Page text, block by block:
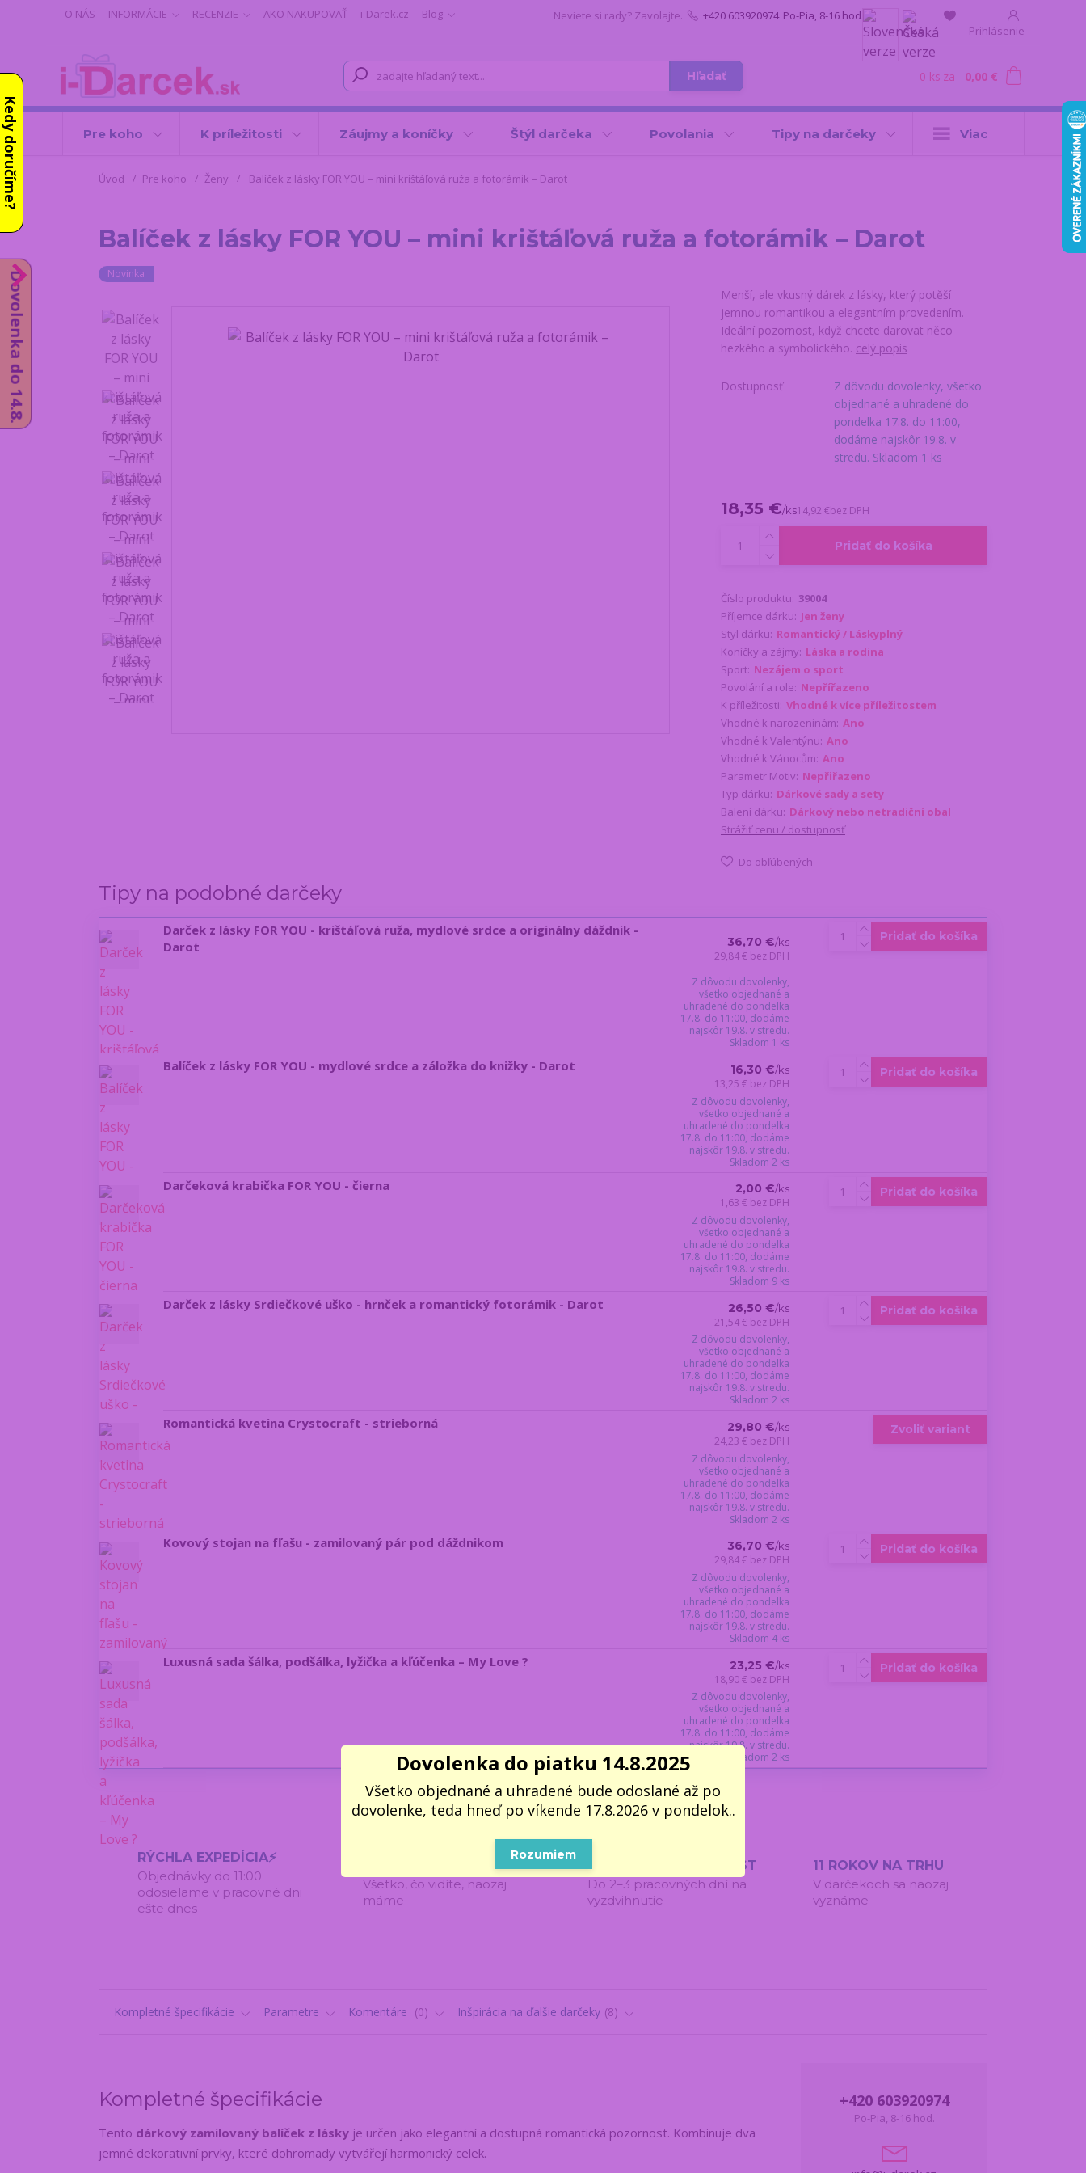
O NÁS INFORMÁCIE RECENZIE AKO NAKUPOVAŤ i-Darek.cz
Blog
Prihlásenie
Hľadať
Neviete si rady? Zavolajte. +420 603920974 Po-Pia, 8-16 hod.
0 ks za 0,00 €
Pre koho K príležitosti Záujmy a koníčky Štýl darčeka Povolania Tipy na darčeky Viac
Úvod Pre koho Ženy Balíček z lásky FOR YOU – mini krištáľová ruža a fotorámik – Darot
Balíček z lásky FOR YOU – mini krištáľová ruža a fotorámik – Darot
Novinka
Menší, ale vkusný dárek z lásky, který potěší
jemnou romantikou a elegantním provedením.
Ideální pozornost, když chcete darovat něco
hezkého a symbolického. celý popis
Dostupnosť
Z dôvodu dovolenky, všetko
objednané a uhradené do
pondelka 17.8. do 11:00,
dodáme najskôr 19.8. v
stredu. Skladom 1 ks
18,35 €/ks14,92 €bez DPH
Pridať do košíka
Číslo produktu: 39004
Příjemce dárku: Jen ženy
Styl dárku: Romantický / Láskyplný
Koníčky a zájmy: Láska a rodina
Sport: Nezájem o sport
Povolání a role: Nepřířazeno
K příležitosti: Vhodné k více příležitostem
Vhodné k narozeninám: Ano
Vhodné k Valentýnu: Ano
Vhodné k Vánocům: Ano
Parametr Motiv: Nepřiřazeno
Typ dárku: Dárkové sady a sety
Balení dárku: Dárkový nebo netradiční obal
Strážiť cenu / dostupnosť
Do obľúbených
Tipy na podobné darčeky
Darček z lásky FOR YOU - krištáľová ruža, mydlové srdce a originálny dáždnik -
Darot
36,70 €/ks
29,84 € bez DPH
Z dôvodu dovolenky,
všetko objednané a
uhradené do pondelka
17.8. do 11:00, dodáme
najskôr 19.8. v stredu.
Skladom 1 ks
Pridať do košíka
Balíček z lásky FOR YOU - mydlové srdce a záložka do knižky - Darot 16,30 €/ks
13,25 € bez DPH
Z dôvodu dovolenky,
všetko objednané a
uhradené do pondelka
17.8. do 11:00, dodáme
najskôr 19.8. v stredu.
Skladom 2 ks
Pridať do košíka
Darčeková krabička FOR YOU - čierna 2,00 €/ks
1,63 € bez DPH
Z dôvodu dovolenky,
všetko objednané a
uhradené do pondelka
17.8. do 11:00, dodáme
najskôr 19.8. v stredu.
Skladom 9 ks
Pridať do košíka
Darček z lásky Srdiečkové uško - hrnček a romantický fotorámik - Darot 26,50 €/ks
21,54 € bez DPH
Z dôvodu dovolenky,
všetko objednané a
uhradené do pondelka
17.8. do 11:00, dodáme
najskôr 19.8. v stredu.
Skladom 2 ks
Pridať do košíka
Romantická kvetina Crystocraft - strieborná 29,80 €/ks
24,23 € bez DPH
Z dôvodu dovolenky,
všetko objednané a
uhradené do pondelka
17.8. do 11:00, dodáme
najskôr 19.8. v stredu.
Skladom 2 ks
Zvoliť variant
Kovový stojan na fľašu - zamilovaný pár pod dáždnikom 36,70 €/ks
29,84 € bez DPH
Z dôvodu dovolenky,
všetko objednané a
uhradené do pondelka
17.8. do 11:00, dodáme
najskôr 19.8. v stredu.
Skladom 4 ks
Pridať do košíka
Luxusná sada šálka, podšálka, lyžička a kľúčenka – My Love ? 23,25 €/ks
18,90 € bez DPH
Z dôvodu dovolenky,
všetko objednané a
uhradené do pondelka
17.8. do 11:00, dodáme
najskôr 19.8. v stredu.
Skladom 2 ks
Pridať do košíka
RÝCHLA EXPEDÍCIA⚡
Objednávky do 11:00
odosielame v pracovné dni
ešte dnes
100% VLASTNÝ SKLAD 📦
Všetko, čo vidíte, naozaj
máme
2000 VÝDAJNÝCH MIEST
Do 2–3 pracovných dní na
vyzdvihnutie
11 ROKOV NA TRHU
V darčekoch sa naozaj
vyznáme
Kompletné špecifikácie Parametre Komentáre 0 Inšpirácia na ďalšie darčeky 8
Kompletné špecifikácie
Tento dárkový zamilovaný balíček z lásky je určen jako elegantní a dostupná romantická pozornost. Kombinuje dva
jemné dekorativní prvky, které dohromady vytvářejí harmonický celek.
+420 603920974
Po-Pia, 8-16 hod.
Dovolenka do piatku 14.8.2025
Všetko objednané a uhradené bude odoslané až po
dovolenke, teda hneď po víkende 17.8.2026 v pondelok..
Rozumiem
Dovolenka do 14.8.
Kedy doručíme?